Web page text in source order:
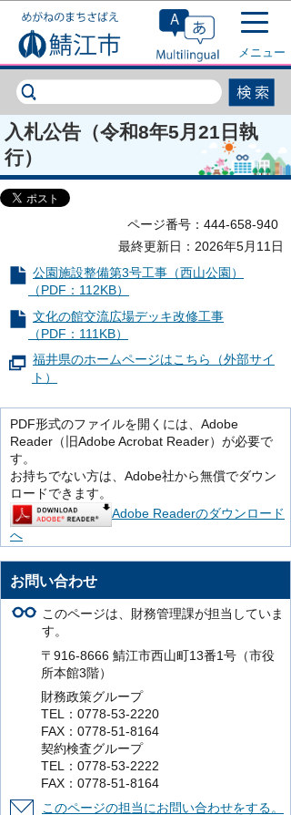
このページの本文へ移動
メニュー
入札公告（令和8年5月21日執
行）
ページ番号：444-658-940
最終更新日：2026年5月11日
公園施設整備第3号工事（西山公園）
（PDF：112KB）
文化の館交流広場デッキ改修工事
（PDF：111KB）
福井県のホームページはこちら（外部サイ
ト）
PDF形式のファイルを開くには、Adobe
Reader（旧Adobe Acrobat Reader）が必要で
す。
お持ちでない方は、Adobe社から無償でダウン
ロードできます。
Adobe Readerのダウンロード
へ
お問い合わせ
このページは、財務管理課が担当していま
す。
〒916-8666 鯖江市西山町13番1号（市役
所本館3階）
財務政策グループ
TEL：0778-53-2220
FAX：0778-51-8164
契約検査グループ
TEL：0778-53-2222
FAX：0778-51-8164
このページの担当にお問い合わせをする。